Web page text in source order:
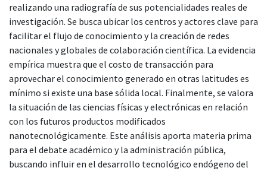
realizando una radiografía de sus potencialidades reales de
investigación. Se busca ubicar los centros y actores clave para
facilitar el flujo de conocimiento y la creación de redes
nacionales y globales de colaboración científica. La evidencia
empírica muestra que el costo de transacción para
aprovechar el conocimiento generado en otras latitudes es
mínimo si existe una base sólida local. Finalmente, se valora
la situación de las ciencias físicas y electrónicas en relación
con los futuros productos modificados
nanotecnológicamente. Este análisis aporta materia prima
para el debate académico y la administración pública,
buscando influir en el desarrollo tecnológico endógeno del